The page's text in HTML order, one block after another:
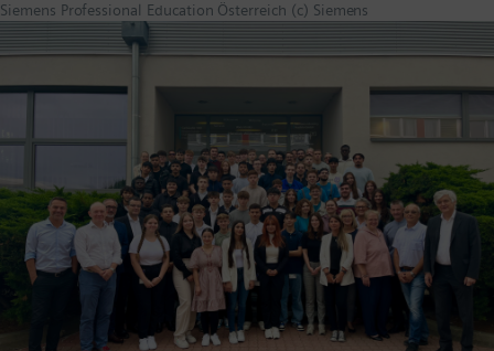
Siemens Professional Education Österreich (c) Siemens